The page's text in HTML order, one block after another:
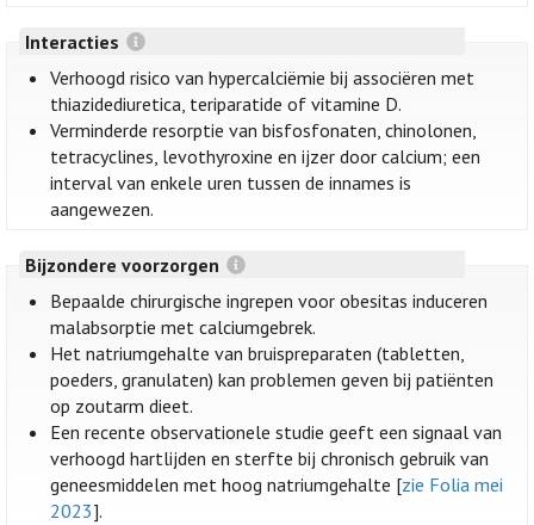
Interacties
Verhoogd risico van hypercalciëmie bij associëren met
thiazidediuretica, teriparatide of vitamine D.
Verminderde resorptie van bisfosfonaten, chinolonen,
tetracyclines, levothyroxine en ijzer door calcium; een
interval van enkele uren tussen de innames is
aangewezen.
Bijzondere voorzorgen
Bepaalde chirurgische ingrepen voor obesitas induceren
malabsorptie met calciumgebrek.
Het natriumgehalte van bruispreparaten (tabletten,
poeders, granulaten) kan problemen geven bij patiënten
op zoutarm dieet.
Een recente observationele studie geeft een signaal van
verhoogd hartlijden en sterfte bij chronisch gebruik van
geneesmiddelen met hoog natriumgehalte [zie Folia mei
2023].